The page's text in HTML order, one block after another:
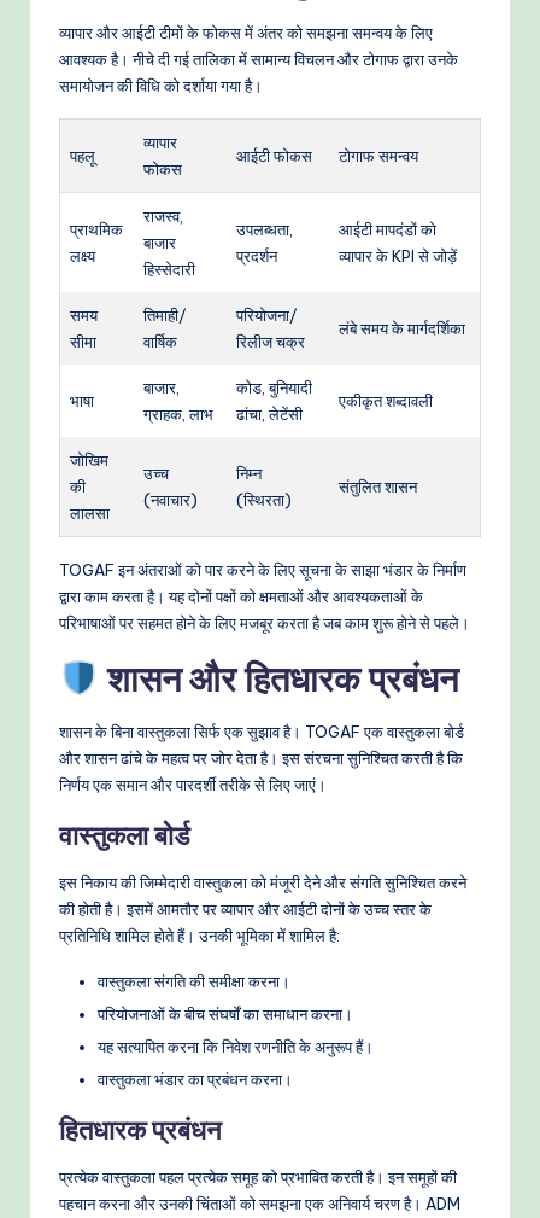
व्यापार और आईटी टीमों के फोकस में अंतर को समझना समन्वय के लिए
आवश्यक है। नीचे दी गई तालिका में सामान्य विचलन और टोगाफ द्वारा उनके
समायोजन की विधि को दर्शाया गया है।
पहलू
व्यापार
फोकस
आईटी फोकस टोगाफ समन्वय
प्राथमिक
लक्ष्य
राजस्व,
बाजार
हिस्सेदारी
उपलब्धता,
प्रदर्शन
आईटी मापदंडों को
व्यापार के KPI से जोड़ें
समय
सीमा
तिमाही/
वार्षिक
परियोजना/
रिलीज चक्र
लंबे समय के मार्गदर्शिका
भाषा
बाजार,
ग्राहक, लाभ
कोड, बुनियादी
ढांचा, लेटेंसी
एकीकृत शब्दावली
जोखिम
की
लालसा
उच्च
(नवाचार)
निम्न
(स्थिरता)
संतुलित शासन
TOGAF इन अंतराओं को पार करने के लिए सूचना के साझा भंडार के निर्माण
द्वारा काम करता है। यह दोनों पक्षों को क्षमताओं और आवश्यकताओं के
परिभाषाओं पर सहमत होने के लिए मजबूर करता है जब काम शुरू होने से पहले।
शासन और हितधारक प्रबंधन
शासन के बिना वास्तुकला सिर्फ एक सुझाव है। TOGAF एक वास्तुकला बोर्ड
और शासन ढांचे के महत्व पर जोर देता है। इस संरचना सुनिश्चित करती है कि
निर्णय एक समान और पारदर्शी तरीके से लिए जाएं।
वास्तुकला बोर्ड
इस निकाय की जिम्मेदारी वास्तुकला को मंजूरी देने और संगति सुनिश्चित करने
की होती है। इसमें आमतौर पर व्यापार और आईटी दोनों के उच्च स्तर के
प्रतिनिधि शामिल होते हैं। उनकी भूमिका में शामिल है:
वास्तुकला संगति की समीक्षा करना।
परियोजनाओं के बीच संघर्षों का समाधान करना।
यह सत्यापित करना कि निवेश रणनीति के अनुरूप हैं।
वास्तुकला भंडार का प्रबंधन करना।
हितधारक प्रबंधन
प्रत्येक वास्तुकला पहल प्रत्येक समूह को प्रभावित करती है। इन समूहों की
पहचान करना और उनकी चिंताओं को समझना एक अनिवार्य चरण है। ADM